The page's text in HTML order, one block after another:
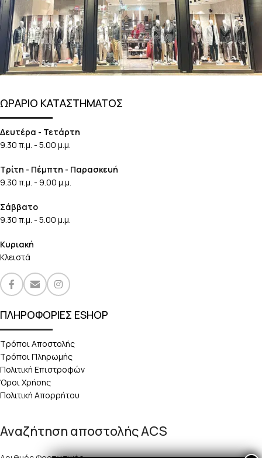
ΩΡΑΡΙΟ ΚΑΤΑΣΤΗΜΑΤΟΣ
Δευτέρα - Τετάρτη
9.30 π.μ. - 5.00 μ.μ.
Τρίτη - Πέμπτη - Παρασκευή
9.30 π.μ. - 9.00 μ.μ.
Σάββατο
9.30 π.μ. - 5.00 μ.μ.
Κυριακή
Κλειστά
ΠΛΗΡΟΦΟΡΙΕΣ ESHOP
Τρόποι Αποστολής
Τρόποι Πληρωμής
Πολιτική Επιστροφών
Όροι Χρήσης
Πολιτική Απορρήτου
Αναζήτηση αποστολής ACS